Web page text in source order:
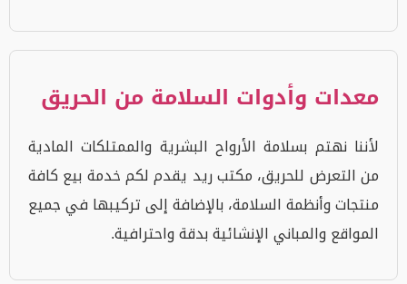
معدات وأدوات السلامة من الحريق
لأننا نهتم بسلامة الأرواح البشرية والممتلكات المادية
من التعرض للحريق، مكتب ريد يقدم لكم خدمة بيع كافة
منتجات وأنظمة السلامة، بالإضافة إلى تركيبها في جميع
المواقع والمباني الإنشائية بدقة واحترافية.